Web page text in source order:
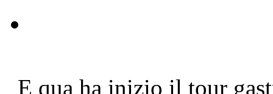
E qua ha inizio il tour